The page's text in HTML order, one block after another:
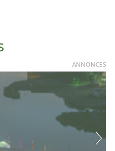
ANNONCES